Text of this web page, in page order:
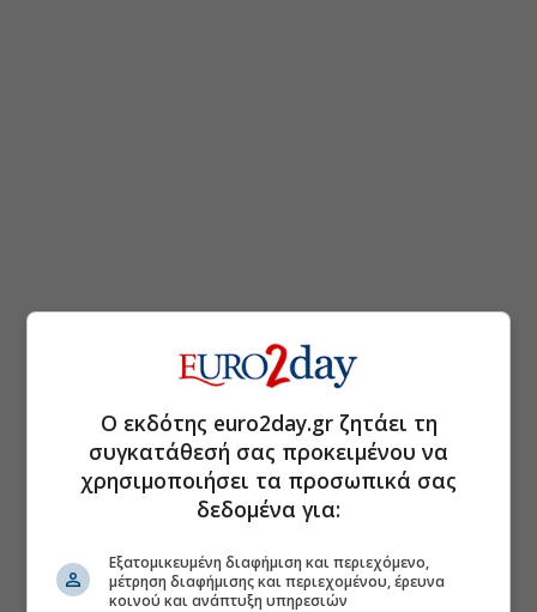
Ο εκδότης euro2day.gr ζητάει τη
συγκατάθεσή σας προκειμένου να
χρησιμοποιήσει τα προσωπικά σας
δεδομένα για:
Εξατομικευμένη διαφήμιση και περιεχόμενο,
μέτρηση διαφήμισης και περιεχομένου, έρευνα
κοινού και ανάπτυξη υπηρεσιών